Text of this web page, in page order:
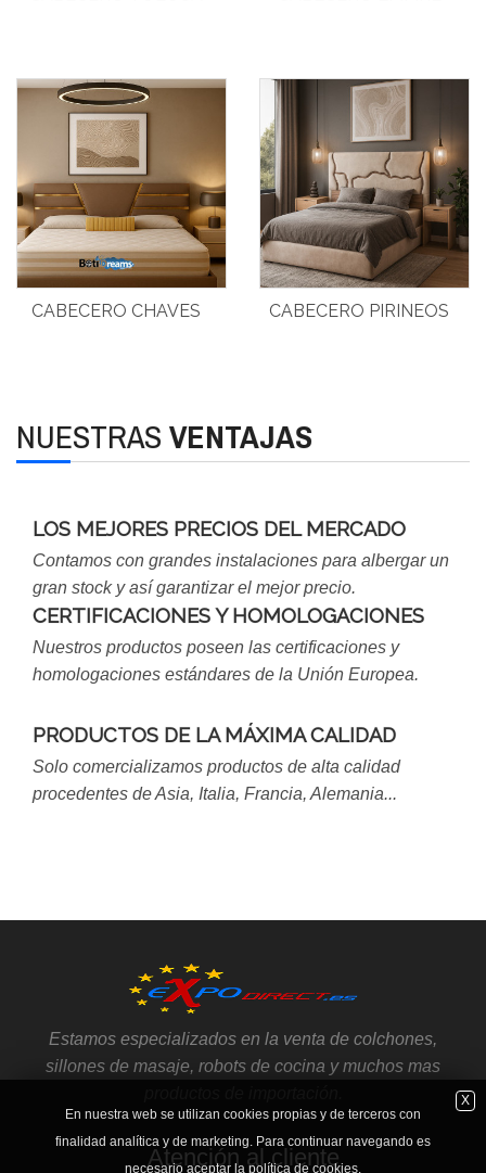
CABECERO CHAVES CABECERO PIRINEOS
NUESTRAS VENTAJAS
LOS MEJORES PRECIOS DEL MERCADO
Contamos con grandes instalaciones para albergar un
gran stock y así garantizar el mejor precio.
CERTIFICACIONES Y HOMOLOGACIONES
Nuestros productos poseen las certificaciones y
homologaciones estándares de la Unión Europea.
PRODUCTOS DE LA MÁXIMA CALIDAD
Solo comercializamos productos de alta calidad
procedentes de Asia, Italia, Francia, Alemania...
Estamos especializados en la venta de colchones,
sillones de masaje, robots de cocina y muchos mas
Atención al cliente
X
En nuestra web se utilizan cookies propias y de terceros con
finalidad analítica y de marketing. Para continuar navegando es
necesario aceptar la política de cookies.